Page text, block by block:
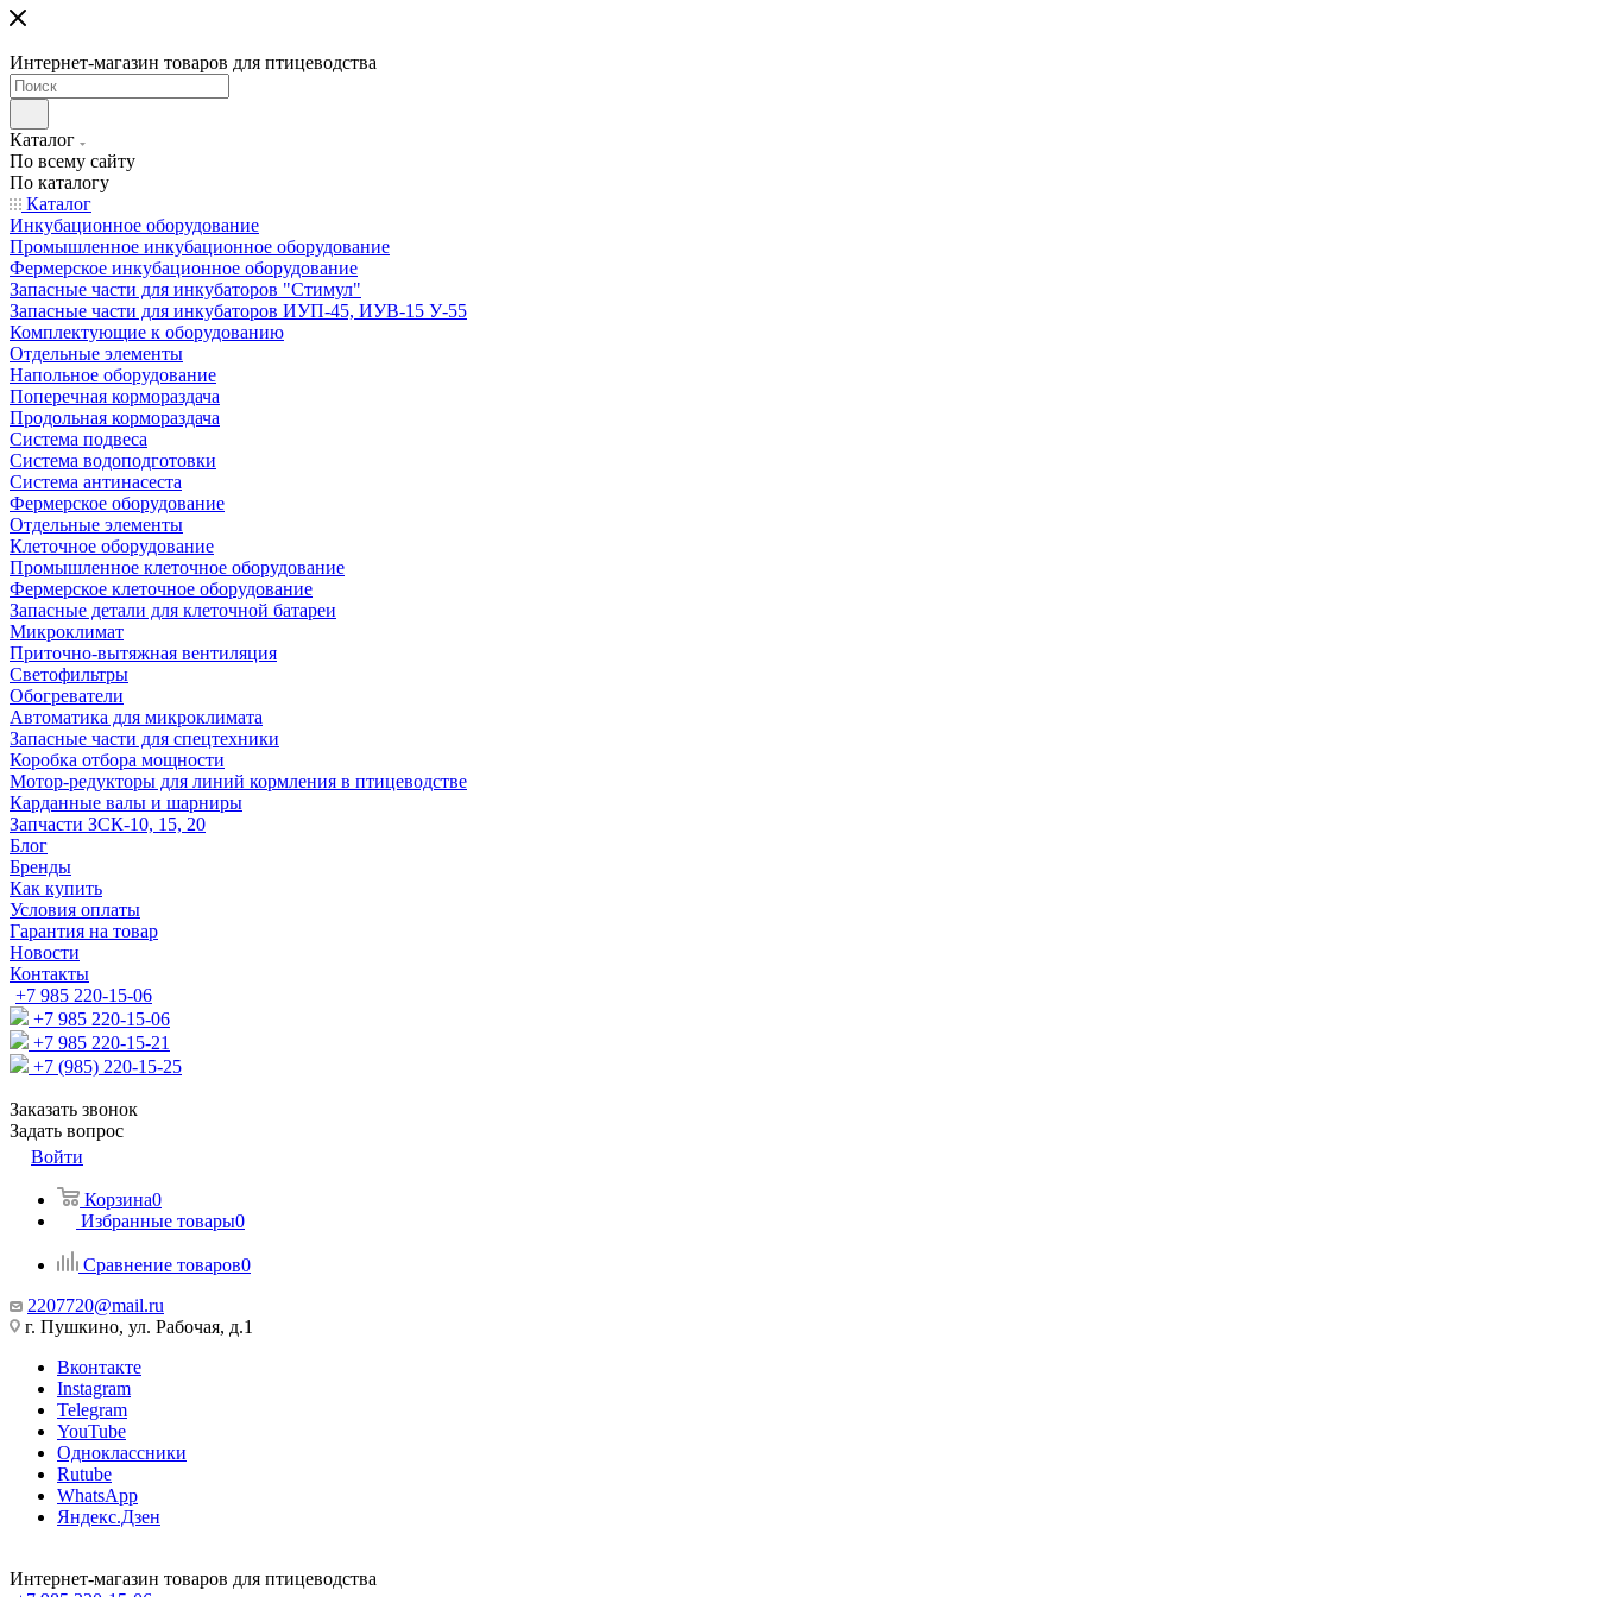
Интернет-магазин товаров для птицеводства
Каталог
По всему сайту
По каталогу
Каталог
Инкубационное оборудование
Промышленное инкубационное оборудование
Фермерское инкубационное оборудование
Запасные части для инкубаторов "Стимул"
Запасные части для инкубаторов ИУП-45, ИУВ-15 У-55
Комплектующие к оборудованию
Отдельные элементы
Напольное оборудование
Поперечная кормораздача
Продольная кормораздача
Система подвеса
Система водоподготовки
Система антинасеста
Фермерское оборудование
Отдельные элементы
Клеточное оборудование
Промышленное клеточное оборудование
Фермерское клеточное оборудование
Запасные детали для клеточной батареи
Микроклимат
Приточно-вытяжная вентиляция
Светофильтры
Обогреватели
Автоматика для микроклимата
Запасные части для спецтехники
Коробка отбора мощности
Мотор-редукторы для линий кормления в птицеводстве
Карданные валы и шарниры
Запчасти ЗСК-10, 15, 20
Блог
Бренды
Как купить
Условия оплаты
Гарантия на товар
Новости
Контакты
+7 985 220-15-06
+7 985 220-15-06
+7 985 220-15-21
+7 (985) 220-15-25
Заказать звонок
Задать вопрос
Войти
Корзина0
Избранные товары0
Сравнение товаров0
2207720@mail.ru
г. Пушкино, ул. Рабочая, д.1
Вконтакте
Instagram
Telegram
YouTube
Одноклассники
Rutube
WhatsApp
Яндекс.Дзен
Интернет-магазин товаров для птицеводства